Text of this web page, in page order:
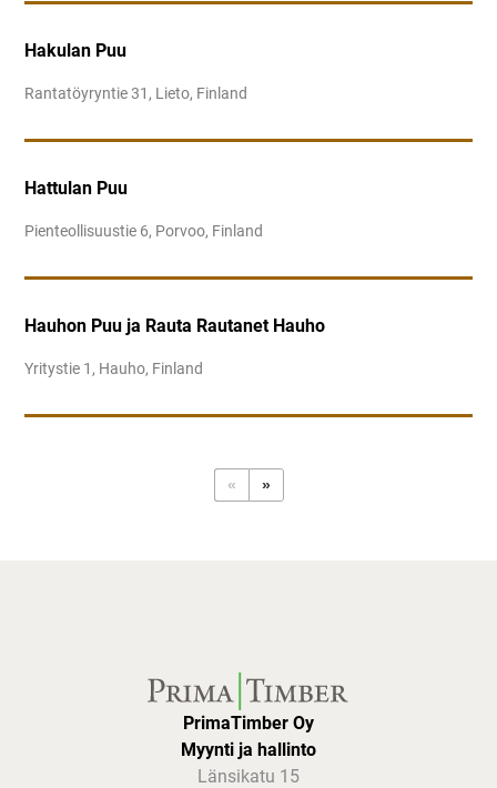
Hakulan Puu
Rantatöyryntie 31, Lieto, Finland
Hattulan Puu
Pienteollisuustie 6, Porvoo, Finland
Hauhon Puu ja Rauta Rautanet Hauho
Yritystie 1, Hauho, Finland
« »
PrimaTimber Oy
Myynti ja hallinto
Länsikatu 15